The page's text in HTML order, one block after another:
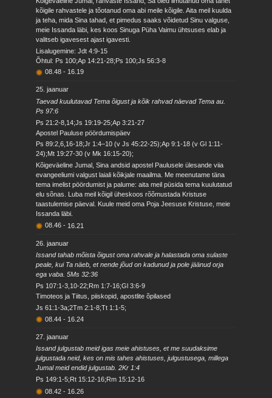
kõigile rahvastele ja tõotanud oma abi meile kõigile. Aita meil kuulda
ja teha, mida Sina tahad, et pimedus saaks võidetud Sinu valguse,
meie Issanda läbi, kes koos Sinuga Püha Vaimu ühtsuses elab ja
valitseb igavesest ajast igavesti.
Lisalugemine: Jdt 4:9-15
Õhtul: Ps 100;Ap 14:21-28;Ps 100;Js 56:3-8
08.48 - 16.19
25. jaanuar
Taevad kuulutavad Tema õigust ja kõik rahvad näevad Tema au.
Ps 97:6
Ps 21:2-8,14;Js 19:19-25;Ap 3:21-27
Apostel Pauluse pöördumispäev
Ps 89:2,6,16-18;Jr 1:4–10 (v Js 45:22-25);Ap 9:1-18 (v Gl 1:11-
24);Mt 19:27-30 (v Mk 16:15-20);
Kõigeväeline Jumal, Sina andsid apostel Paulusele ülesande viia
evangeeliumi valgust laiali kõikjale maailma. Me meenutame täna
tema imelist pöördumist ja palume: aita meil püsida tema kuulutatud
elu sõnas. Luba meil kõigil üheskoos rõõmustada Kristuse
taastulemise päeval. Kuule meid oma Poja Jeesuse Kristuse, meie
Issanda läbi.
08.46 - 16.21
26. jaanuar
Issand tahab mõista õigust oma rahvale ja halastada oma sulaste
peale, kui Ta näeb, et nende jõud on kadunud ja pole jäänud orja
ega vaba. 5Ms 32:36
Ps 107:1-3,10-22;Rm 1:7-16;Gl 3:6-9
Timoteos ja Tiitus, piiskopid, apostlite õpilased
Js 61:1-3a;2Tm 2:1-8;Tt 1:1-5;
08.44 - 16.24
27. jaanuar
Issand julgustab meid igas meie ahistuses, et me suudaksime
julgustada neid, kes on mis tahes ahistuses, julgustusega, millega
Jumal meid endid julgustab. 2Kr 1:4
Ps 149:1-5;Rt 15:12-16;Rm 15:12-16
08.42 - 16.26